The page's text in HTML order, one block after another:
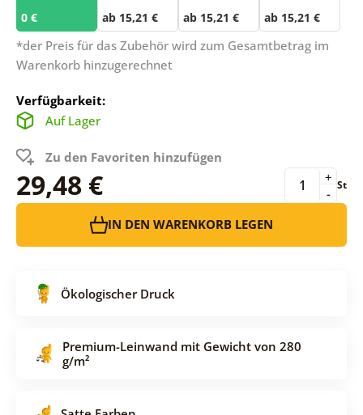
0 € ab 15,21 € ab 15,21 € ab 15,21 €
*der Preis für das Zubehör wird zum Gesamtbetrag im
Warenkorb hinzugerechnet
Verfügbarkeit:
Auf Lager
Zu den Favoriten hinzufügen
29,48 € -
+ St
IN DEN WARENKORB LEGEN
Ökologischer Druck
Premium-Leinwand mit Gewicht von 280
g/m²